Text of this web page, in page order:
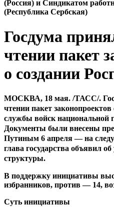
(Россия) и Синдикатом
(Республика Сербская)
Госдума
чтении пакет
о создании
МОСКВА, 18 мая. /ТАСС/.
чтении пакет
службы войск национальной
Документы были внесены
Путиным 6 апреля — на
глава государства объявил
структуры.
В поддержку инициативы
избранников, против — 14,
Суть инициативы